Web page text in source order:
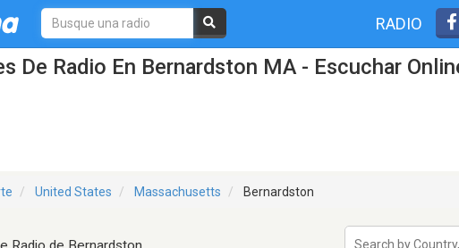
RADIO
De Radio En Bernardston MA - Escuchar
United States Massachusetts Bernardston